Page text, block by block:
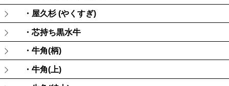
・屋久杉 (やくすぎ)
・芯持ち黒水牛
・牛角(柄)
・牛角(上)